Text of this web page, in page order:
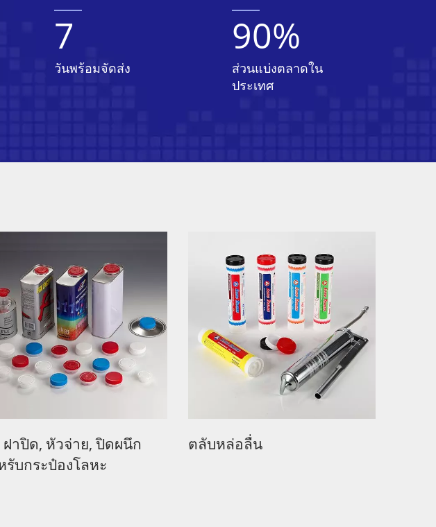
7
วันพร้อมจัดส่ง
90%
ส่วนแบ่งตลาดใน
ประเทศ
ตลับหล่อลื่น ตลับซิลิโคน